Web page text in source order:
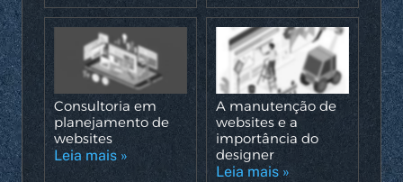
Consultoria em
planejamento de
websites
Leia mais »
A manutenção de
websites e a
importância do
designer
Leia mais »